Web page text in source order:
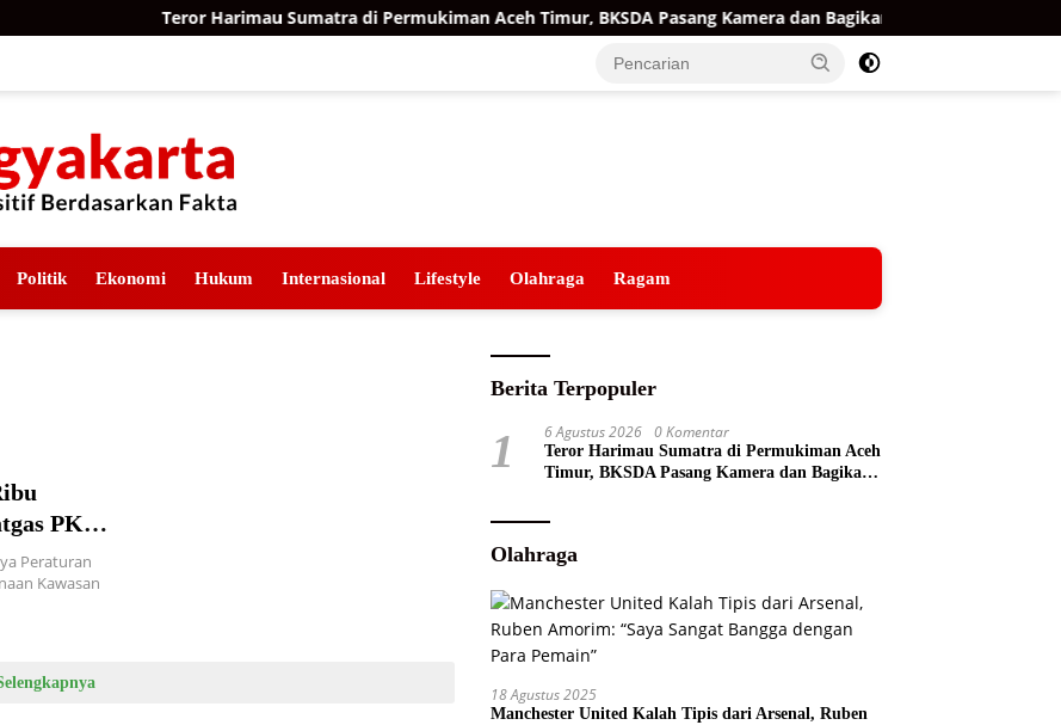
Teror Harimau Sumatra di Permukiman Aceh Timur, BKSDA Pasang Kamera dan Bagikan Mercon
Politik Ekonomi Hukum Internasional Lifestyle Olahraga Ragam
PKH
Peraturan
Kawasan
Berita Terpopuler
1 6 Agustus 2026 0 Komentar
Teror Harimau Sumatra di Permukiman Aceh
Timur, BKSDA Pasang Kamera dan Bagikan
Olahraga
18 Agustus 2025
Manchester United Kalah Tipis dari Arsenal, Ruben